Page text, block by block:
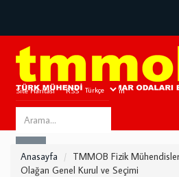
Site Haritası RSS Bize Ulaşın
Search
this
site
Anasayfa
TMMOB Fizik
Olağan Genel Kurul ve Seçimi